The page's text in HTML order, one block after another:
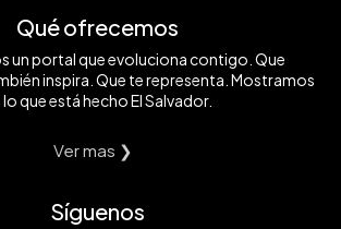
Qué ofrecemos
un portal que evoluciona contigo. Que
inspira. Que te representa. Mostramos
lo que está hecho El Salvador.
Ver mas ❯
Síguenos